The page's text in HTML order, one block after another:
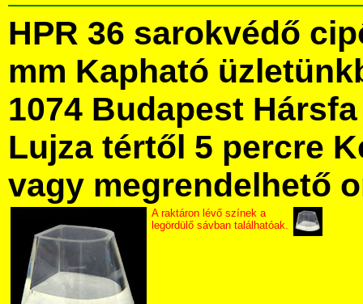
HPR 36 sarokvédő
mm Kapható
1074 Budapest
Lujza tértől 5 percre
vagy megrendelhető
A raktáron lévő színek a
legördülő sávban találhatóak.